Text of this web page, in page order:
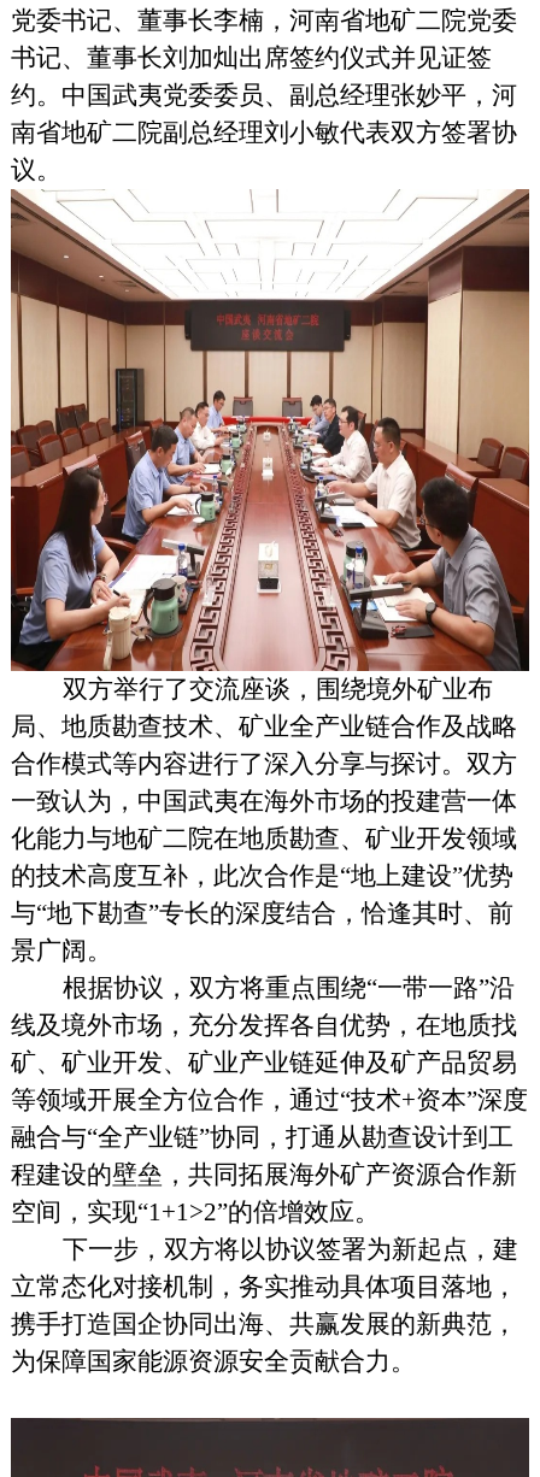
党委书记、董事长李楠，河南省地矿二院党委
书记、董事长刘加灿出席签约仪式并见证签
约。中国武夷党委委员、副总经理张妙平，河
南省地矿二院副总经理刘小敏代表双方签署协
议。
双方举行了交流座谈，围绕境外矿业布
局、地质勘查技术、矿业全产业链合作及战略
合作模式等内容进行了深入分享与探讨。双方
一致认为，中国武夷在海外市场的投建营一体
化能力与地矿二院在地质勘查、矿业开发领域
的技术高度互补，此次合作是“地上建设”优势
与“地下勘查”专长的深度结合，恰逢其时、前
景广阔。
根据协议，双方将重点围绕“一带一路”沿
线及境外市场，充分发挥各自优势，在地质找
矿、矿业开发、矿业产业链延伸及矿产品贸易
等领域开展全方位合作，通过“技术+资本”深度
融合与“全产业链”协同，打通从勘查设计到工
程建设的壁垒，共同拓展海外矿产资源合作新
空间，实现“1+1>2”的倍增效应。
下一步，双方将以协议签署为新起点，建
立常态化对接机制，务实推动具体项目落地，
携手打造国企协同出海、共赢发展的新典范，
为保障国家能源资源安全贡献合力。